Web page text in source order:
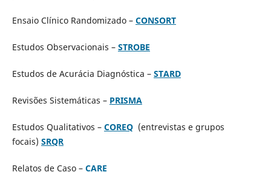
Ensaio Clínico Randomizado – CONSORT
Estudos Observacionais – STROBE
Estudos de Acurácia Diagnóstica – STARD
Revisões Sistemáticas – PRISMA
Estudos Qualitativos – COREQ (entrevistas e grupos
focais) SRQR
Relatos de Caso – CARE